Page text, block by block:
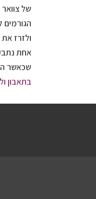
של
שכאשר
בתאבון